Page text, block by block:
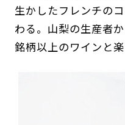
生かしたフレンチの
わる。山梨の生産者
銘柄以上のワインと楽